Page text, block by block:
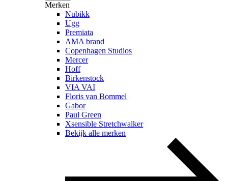
Merken
Nubikk
Ugg
Premiata
AMA brand
Copenhagen Studios
Mercer
Hoff
Birkenstock
VIA VAI
Floris van Bommel
Gabor
Paul Green
Xsensible Stretchwalker
Bekijk alle merken